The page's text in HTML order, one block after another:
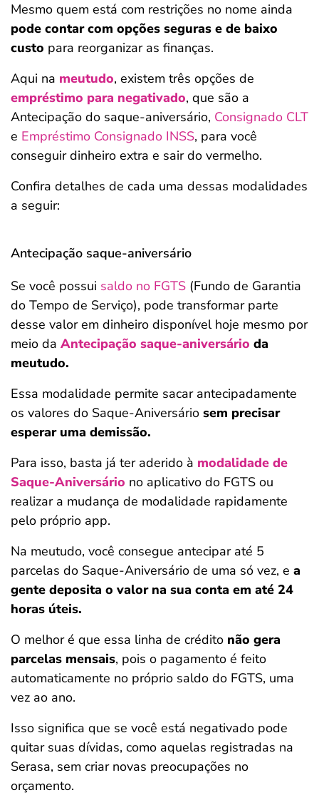
Mesmo quem está com restrições no nome ainda
pode contar com opções seguras e de baixo
custo para reorganizar as finanças.
Aqui na meutudo, existem três opções de
empréstimo para negativado, que são a
Antecipação do saque-aniversário, Consignado CLT
e Empréstimo Consignado INSS, para você
conseguir dinheiro extra e sair do vermelho.
Confira detalhes de cada uma dessas modalidades
a seguir:
Antecipação saque-aniversário
Se você possui saldo no FGTS (Fundo de Garantia
do Tempo de Serviço), pode transformar parte
desse valor em dinheiro disponível hoje mesmo por
meio da Antecipação saque-aniversário da
meutudo.
Essa modalidade permite sacar antecipadamente
os valores do Saque-Aniversário sem precisar
esperar uma demissão.
Para isso, basta já ter aderido à modalidade de
Saque-Aniversário no aplicativo do FGTS ou
realizar a mudança de modalidade rapidamente
pelo próprio app.
Na meutudo, você consegue antecipar até 5
parcelas do Saque-Aniversário de uma só vez, e a
gente deposita o valor na sua conta em até 24
horas úteis.
O melhor é que essa linha de crédito não gera
parcelas mensais, pois o pagamento é feito
automaticamente no próprio saldo do FGTS, uma
vez ao ano.
Isso significa que se você está negativado pode
quitar suas dívidas, como aquelas registradas na
Serasa, sem criar novas preocupações no
orçamento.